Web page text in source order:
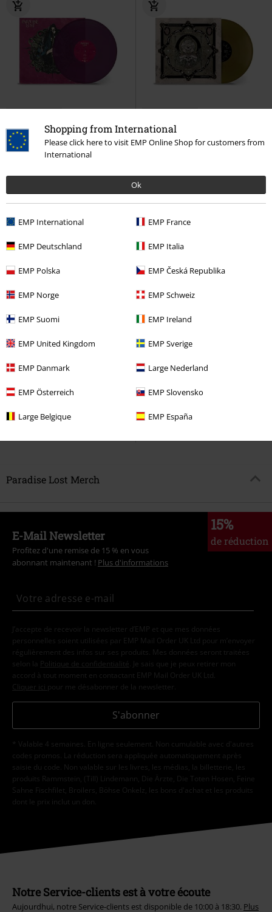
Shopping from International
Please click here to visit EMP Online Shop for customers from
International
Ok
EMP International EMP France
EMP Deutschland EMP Italia
EMP Polska EMP Česká Republika
EMP Norge EMP Schweiz
EMP Suomi EMP Ireland
EMP United Kingdom EMP Sverige
EMP Danmark Large Nederland
EMP Österreich EMP Slovensko
Large Belgique EMP España
€ 34,99
Medusa Paradise Lost
ÉDITION LIMITÉE, Standard
€ 34,99
Stock faible Grandes tailles disponibles
€ 19,99
Lost paradise
Shirt Manches courtes
Édition Limitée
€ 21,99
Ascension
DIGIPAK, RÉÉDITION, ÉDITION
LIMITÉE
Paradise Lost Merch
15%
de réduction
E-Mail Newsletter
Profitez d'une remise de 15 % en vous
abonnant maintenant ! Plus d'informations
J’accepte de recevoir la newsletter d’EMP et que mes données
personnelles soient utilisées par EMP Mail Order UK Ltd pour m’envoyer
régulièrement des infos sur ses produits. Mes données seront traitées
selon la
Politique de confidentialité . Je sais que je peux retirer mon
accord à tout moment en contactant EMP Mail Order UK Ltd.
Cliquer ici pour me désabonner de la newsletter.
S'abonner
* Valable 4 semaines. En ligne seulement. Non cumulable avec d'autres
codes promos. La réduction sera appliquée automatiquement après
saisie du code. Non valable sur les livres, les médias, la billetterie, les
produits Rammstein, (Till) Lindemann, Die Ärzte, Die Toten Hosen, Feine
Sahne Fischfilet, Broilers, Böhse Onkelz, les bons d'achat et les produits
dont le prix inclut un don.
Notre Service-clients est à votre écoute
Aujourdhui, notre Service-clients est disponible de 10:00 à 18:30. Plus